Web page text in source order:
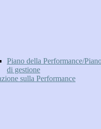
Piano della Performance/
di gestione
sulla Performance